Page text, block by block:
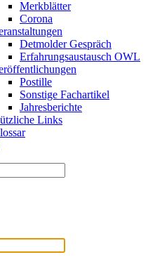
Merkblätter
Corona
Detmolder Gespräch
Erfahrungsaustausch OWL
Postille
Sonstige Fachartikel
Jahresberichte
Links